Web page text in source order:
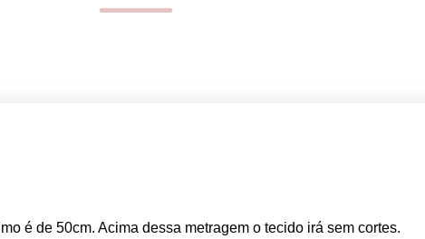
é de 50cm. Acima dessa metragem o tecido irá sem cortes.